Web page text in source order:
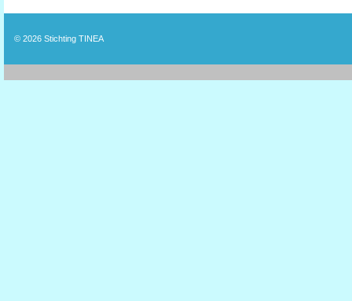
© 2026 Stichting TINEA